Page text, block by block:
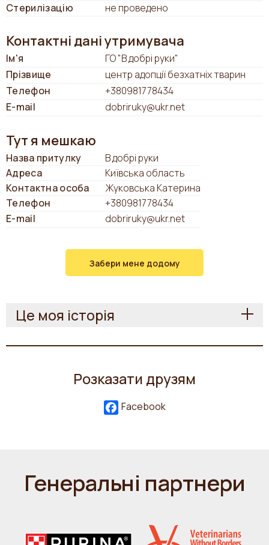
Стерилізацію
не проведено
Контактні дані утримувача
Ім'я
ГО "В добрі руки"
Прізвище
центр адопції безхатніх тварин
Телефон
+380981778434
E-mail
dobriruky@ukr.net
Тут я мешкаю
Назва притулку
В добрі руки
Адреса
Київська область
Контактна особа
Жуковська Катерина
Телефон
+380981778434
E-mail
dobriruky@ukr.net
Забери мене додому
Це моя історія
Розказати друзям
Facebook
Генеральні партнери